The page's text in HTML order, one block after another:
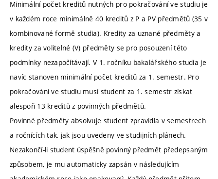
Minimální počet kreditů nutných pro pokračování ve studiu je
v každém roce minimálně 40 kreditů z P a PV předmětů (35 v
kombinované formě studia). Kredity za uznané předměty a
kredity za volitelné (V) předměty se pro posouzení této
podmínky nezapočítávají. V 1. ročníku bakalářského studia je
navíc stanoven minimální počet kreditů za 1. semestr. Pro
pokračování ve studiu musí student za 1. semestr získat
alespoň 13 kreditů z povinných předmětů.
Povinné předměty absolvuje student zpravidla v semestrech
a ročnících tak, jak jsou uvedeny ve studijních plánech.
Nezakončí-li student úspěšně povinný předmět předepsaným
způsobem, je mu automaticky zapsán v následujícím